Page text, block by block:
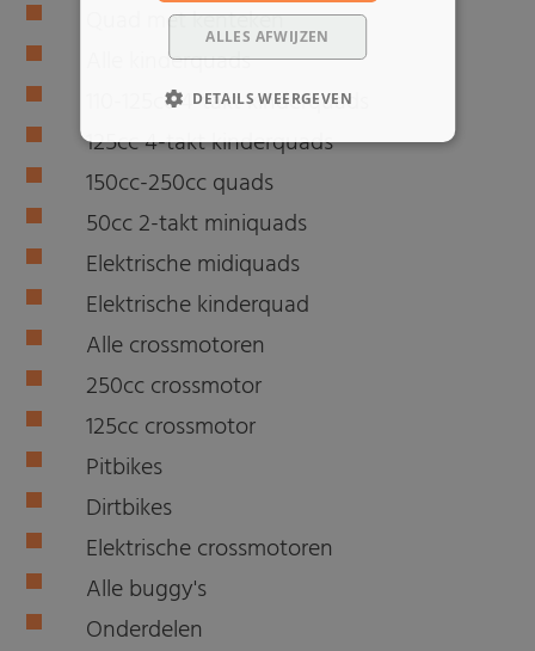
Quad met kenteken
Alle kinderquads
110-125cc 4-takt kinderquads
125cc 4-takt kinderquads
150cc-250cc quads
50cc 2-takt miniquads
Elektrische midiquads
Elektrische kinderquad
Alle crossmotoren
250cc crossmotor
125cc crossmotor
Pitbikes
Dirtbikes
Elektrische crossmotoren
Alle buggy's
Onderdelen
ALLES AFWIJZEN
DETAILS WEERGEVEN